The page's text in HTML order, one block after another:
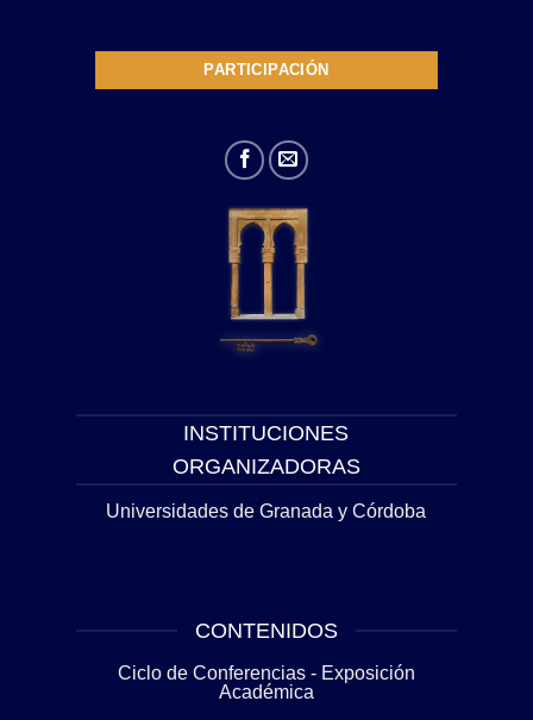
PARTICIPACIÓN
INSTITUCIONES
ORGANIZADORAS
Universidades de Granada y Córdoba
CONTENIDOS
Ciclo de Conferencias - Exposición
Académica